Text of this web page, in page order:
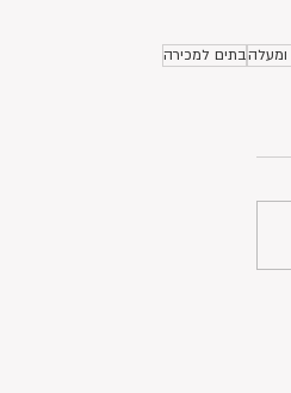
בתים למכירה